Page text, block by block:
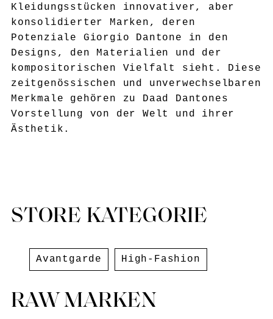
Kleidungsstücken innovativer, aber
konsolidierter Marken, deren
Potenziale Giorgio Dantone in den
Designs, den Materialien und der
kompositorischen Vielfalt sieht. Diese
zeitgenössischen und unverwechselbaren
Merkmale gehören zu Daad Dantones
Vorstellung von der Welt und ihrer
Ästhetik.
STORE KATEGORIE
Avantgarde High-Fashion
RAW MARKEN